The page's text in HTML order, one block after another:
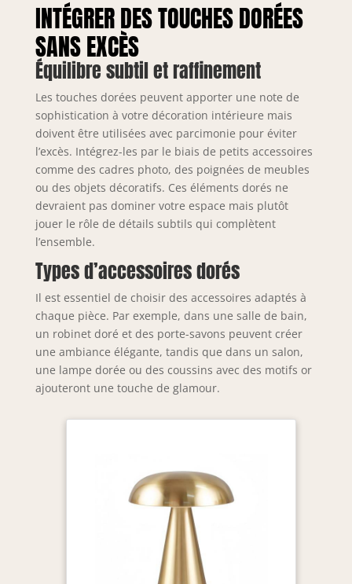
INTÉGRER DES TOUCHES DORÉES
SANS EXCÈS
Équilibre subtil et raffinement
Les touches dorées peuvent apporter une note de
sophistication à votre décoration intérieure mais
doivent être utilisées avec parcimonie pour éviter
l’excès. Intégrez-les par le biais de petits accessoires
comme des cadres photo, des poignées de meubles
ou des objets décoratifs. Ces éléments dorés ne
devraient pas dominer votre espace mais plutôt
jouer le rôle de détails subtils qui complètent
l’ensemble.
Types d’accessoires dorés
Il est essentiel de choisir des accessoires adaptés à
chaque pièce. Par exemple, dans une salle de bain,
un robinet doré et des porte-savons peuvent créer
une ambiance élégante, tandis que dans un salon,
une lampe dorée ou des coussins avec des motifs or
ajouteront une touche de glamour.